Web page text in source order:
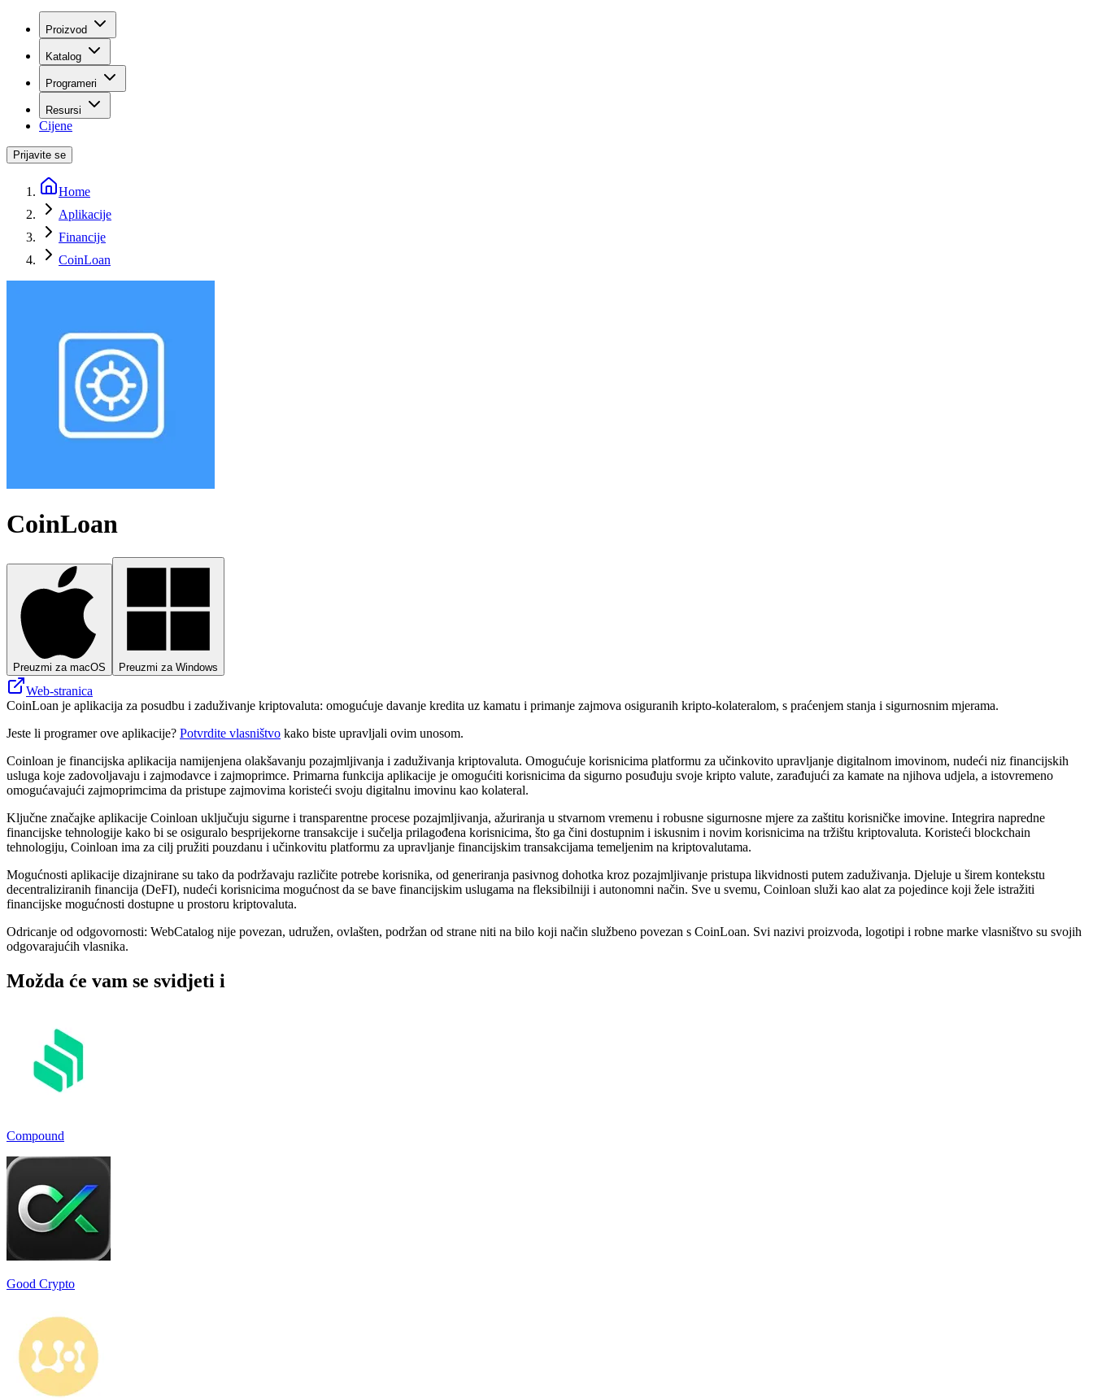
Proizvod
Katalog
Programeri
Resursi
Cijene
Prijavite se
Home
Aplikacije
Financije
CoinLoan
CoinLoan
Preuzmi za macOS Preuzmi za Windows
Web-stranica
CoinLoan je aplikacija za posudbu i zaduživanje kriptovaluta: omogućuje davanje kredita uz kamatu i primanje zajmova osiguranih kripto-kolateralom, s praćenjem stanja i sigurnosnim mjerama.
Jeste li programer ove aplikacije? Potvrdite vlasništvo kako biste upravljali ovim unosom.
Coinloan je financijska aplikacija namijenjena olakšavanju pozajmljivanja i zaduživanja kriptovaluta. Omogućuje korisnicima platformu za učinkovito upravljanje digitalnom imovinom, nudeći niz financijskih
usluga koje zadovoljavaju i zajmodavce i zajmoprimce. Primarna funkcija aplikacije je omogućiti korisnicima da sigurno posuđuju svoje kripto valute, zarađujući za kamate na njihova udjela, a istovremeno
omogućavajući zajmoprimcima da pristupe zajmovima koristeći svoju digitalnu imovinu kao kolateral.
Ključne značajke aplikacije Coinloan uključuju sigurne i transparentne procese pozajmljivanja, ažuriranja u stvarnom vremenu i robusne sigurnosne mjere za zaštitu korisničke imovine. Integrira napredne
financijske tehnologije kako bi se osiguralo besprijekorne transakcije i sučelja prilagođena korisnicima, što ga čini dostupnim i iskusnim i novim korisnicima na tržištu kriptovaluta. Koristeći blockchain
tehnologiju, Coinloan ima za cilj pružiti pouzdanu i učinkovitu platformu za upravljanje financijskim transakcijama temeljenim na kriptovalutama.
Mogućnosti aplikacije dizajnirane su tako da podržavaju različite potrebe korisnika, od generiranja pasivnog dohotka kroz pozajmljivanje pristupa likvidnosti putem zaduživanja. Djeluje u širem kontekstu
decentraliziranih financija (DeFI), nudeći korisnicima mogućnost da se bave financijskim uslugama na fleksibilniji i autonomni način. Sve u svemu, Coinloan služi kao alat za pojedince koji žele istražiti
financijske mogućnosti dostupne u prostoru kriptovaluta.
Odricanje od odgovornosti: WebCatalog nije povezan, udružen, ovlašten, podržan od strane niti na bilo koji način službeno povezan s CoinLoan. Svi nazivi proizvoda, logotipi i robne marke vlasništvo su svojih
odgovarajućih vlasnika.
Možda će vam se svidjeti i
Compound
Good Crypto